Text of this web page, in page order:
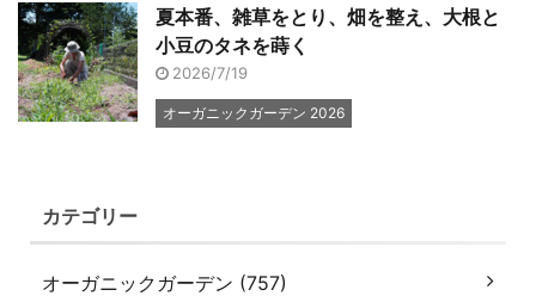
夏本番、雑草をとり、畑を整え、大根と
小豆のタネを蒔く
2026/7/19
オーガニックガーデン 2026
カテゴリー
オーガニックガーデン (757)